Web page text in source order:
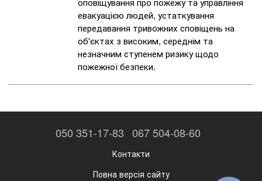
евакуацією людей, устаткування
передавання тривожних сповіщень на
об'єктах з високим, середнім та
незначним ступенем ризику щодо
пожежної безпеки.
050 351-17-83 067 504-08-60
Контакти
Повна версія сайту